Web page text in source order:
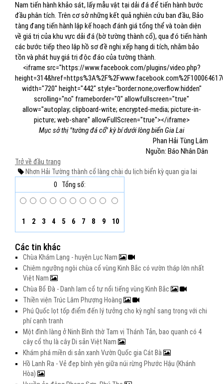
Nam tiến hành khảo sát, lấy mẫu vật tại dải đá để tiến hành bước
đầu phân tích. Trên cơ sở những kết quả nghiên cứu ban đầu, Bảo
tàng đang tiến hành lập kế hoạch đánh giá tổng thể và toàn diện
về giá trị của khu vực dải đá (bờ tường thành cổ), qua đó tiến hành
các bước tiếp theo lập hồ sơ đề nghị xếp hạng di tích, nhằm bảo
tồn và phát huy giá trị độc đáo của tường thành.
<iframe src="https://www.facebook.com/plugins/video.php?
width="720" height="442" style="border:none;overflow:hidden"
scrolling="no" frameborder="0" allowfullscreen="true"
allow="autoplay; clipboard-write; encrypted-media; picture-in-
picture; web-share" allowFullScreen="true"></iframe>
Mục sở thị "tường đá cổ" kỳ bí dưới lòng biển Gia Lai
Phan Hải Tùng Lâm
Nguồn: Báo Nhân Dân
Trở về đầu trang
Nhơn Hải Tường thành cổ làng chài du lịch biển kỳ quan gia lai
0
Tổng số:
1 2 3 4 5 6 7 8 9 10
Các tin khác
Chùa Khám Lạng - huyện Lục Nam
Chiêm ngưỡng ngôi chùa cổ vùng Kinh Bắc có vườn tháp lớn nhất
Việt Nam
Chùa Bổ Đà - Danh lam cổ tự nổi tiếng vùng Kinh Bắc
Thiền viện Trúc Lâm Phượng Hoàng
Phú Quốc lọt tốp điểm đến lý tưởng cho kỳ nghỉ sang trọng với chi
phí cạnh tranh
Một đình làng ở Ninh Bình thờ Tam vị Thánh Tản, bao quanh có 4
cây cổ thụ là cây Di sản Việt Nam
Khám phá miền di sản xanh Vườn Quốc gia Cát Bà
Hồ Lanh Ra - Vẻ đẹp bình yên giữa núi rừng Phước Hậu (Khánh
Hòa)